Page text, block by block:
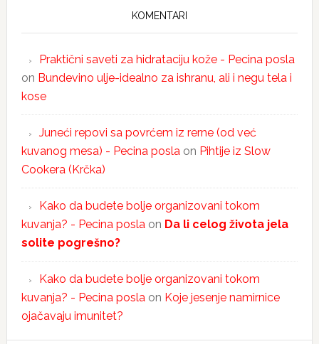
KOMENTARI
Praktični saveti za hidrataciju kože - Pecina posla
on Bundevino ulje-idealno za ishranu, ali i negu tela i
kose
Juneći repovi sa povrćem iz rerne (od već
kuvanog mesa) - Pecina poslaon Pihtije iz Slow
Cookera (Krčka)
Kako da budete bolje organizovani tokom
kuvanja? - Pecina poslaon Da li celog života jela
solite pogrešno?
Kako da budete bolje organizovani tokom
kuvanja? - Pecina poslaon Koje jesenje namirnice
ojačavaju imunitet?